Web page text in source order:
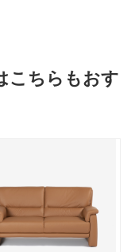
こちらもおす